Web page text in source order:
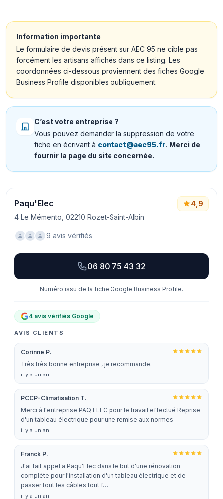
Information importante
Le formulaire de devis présent sur AEC 95 ne cible pas
forcément les artisans affichés dans ce listing. Les
coordonnées ci-dessous proviennent des fiches Google
Business Profile disponibles publiquement.
C’est votre entreprise ?
Vous pouvez demander la suppression de votre
fiche en écrivant à contact@aec95.fr. Merci de
fournir la page du site concernée.
Paqu'Elec
4 Le Mémento, 02210 Rozet-Saint-Albin
4,9
9 avis vérifiés
06 80 75 43 32
Numéro issu de la fiche Google Business Profile.
4 avis vérifiés Google
AVIS CLIENTS
Corinne P.
Très très bonne entreprise , je recommande.
il y a un an
PCCP-Climatisation T.
Merci à l'entreprise PAQ ELEC pour le travail effectué Reprise
d'un tableau électrique pour une remise aux normes
il y a un an
Franck P.
J'ai fait appel a Paqu'Elec dans le but d'une rénovation
complète pour l'installation d'un tableau électrique et de
passer tout les câbles tout f…
il y a un an